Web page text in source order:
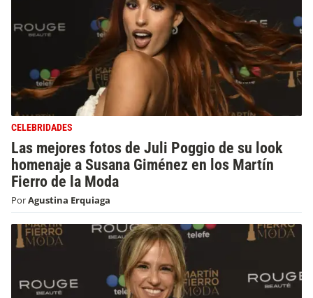
CELEBRIDADES
Las mejores fotos de Juli Poggio de su look
homenaje a Susana Giménez en los Martín
Fierro de la Moda
PorAgustina Erquiaga